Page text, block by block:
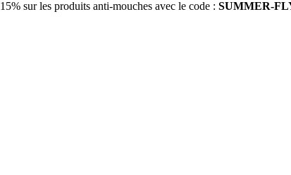
15% sur les produits anti-mouches avec le code : SUMMER-